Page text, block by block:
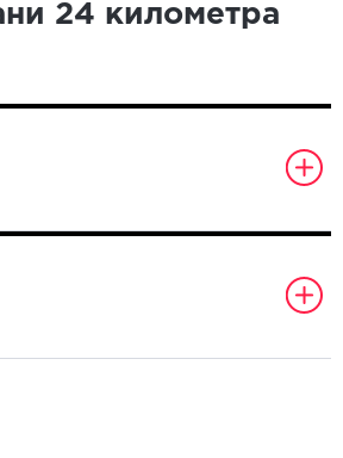
24 километра